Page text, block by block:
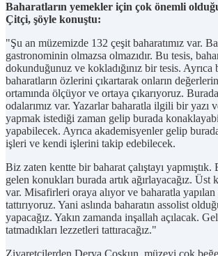
Baharatların yemekler için çok önemli
Çitçi, şöyle konuştu:
"Şu an müzemizde 132 çeşit baharatımız var.
gastronominin olmazsa olmazıdır. Bu tesis,
dokunduğunuz ve kokladığınız bir tesis. Ayrıca
baharatların özlerini çıkartarak onların
ortamında ölçüyor ve ortaya çıkarıyoruz.
odalarımız var. Yazarlar baharatla ilgili bir yazı
yapmak istediği zaman gelip burada
yapabilecek. Ayrıca akademisyenler gelip
işleri ve kendi işlerini takip edebilecek.
Biz zaten kentte bir baharat çalıştayı yapmıştık.
gelen konukları burada artık ağırlayacağız. Üst
var. Misafirleri oraya alıyor ve baharatla
tattırıyoruz. Yani aslında baharatın assolist
yapacağız. Yakın zamanda inşallah açılacak.
tatmadıkları lezzetleri tattıracağız."